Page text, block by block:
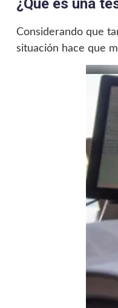
¿Qué es una
Considerando que
situación hace que